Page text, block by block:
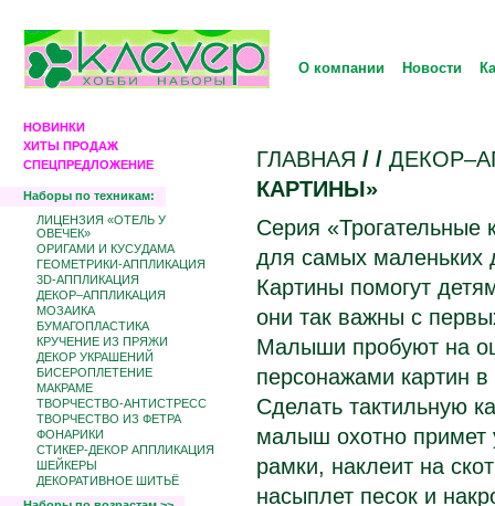
О компании Новости
НОВИНКИ
ХИТЫ ПРОДАЖ
СПЕЦПРЕДЛОЖЕНИЕ
Наборы по техникам:
ЛИЦЕНЗИЯ «ОТЕЛЬ У
ОВЕЧЕК»
ОРИГАМИ И КУСУДАМА
ГЕОМЕТРИКИ-АППЛИКАЦИЯ
3D-АППЛИКАЦИЯ
ДЕКОР–АППЛИКАЦИЯ
МОЗАИКА
БУМАГОПЛАСТИКА
КРУЧЕНИЕ ИЗ ПРЯЖИ
ДЕКОР УКРАШЕНИЙ
БИCЕРОПЛЕТЕНИЕ
МАКРАМЕ
ТВОРЧЕСТВО-АНТИСТРЕСС
ТВОРЧЕСТВО ИЗ ФЕТРА
ФОНАРИКИ
СТИКЕР-ДЕКОР АППЛИКАЦИЯ
ШЕЙКЕРЫ
ДЕКОРАТИВНОЕ ШИТЬЁ
ГЛАВНАЯ / /
КАРТИНЫ»
Серия «Трогательные
для самых маленьких
Картины помогут
они так важны с
Малыши пробуют на
персонажами картин в
Сделать тактильную
малыш охотно примет
рамки, наклеит на
насыплет песок и